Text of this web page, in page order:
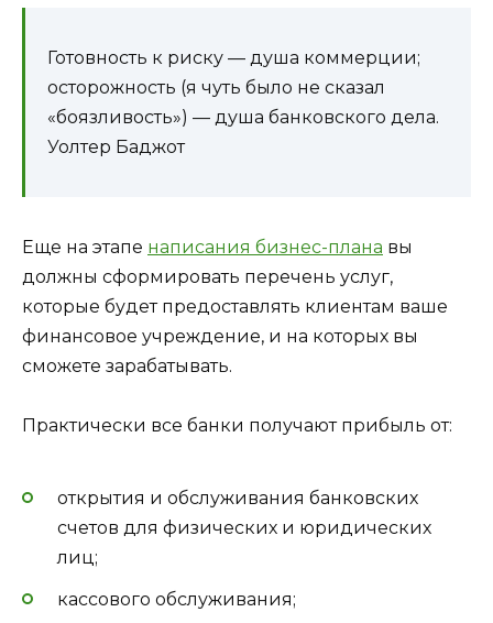
Готовность к риску — душа коммерции;
осторожность (я чуть было не сказал
«боязливость») — душа банковского дела.
Уолтер Баджот
Еще на этапе написания бизнес-плана вы
должны сформировать перечень услуг,
которые будет предоставлять клиентам ваше
финансовое учреждение, и на которых вы
сможете зарабатывать.
Практически все банки получают прибыль от:
открытия и обслуживания банковских
счетов для физических и юридических
лиц;
кассового обслуживания;